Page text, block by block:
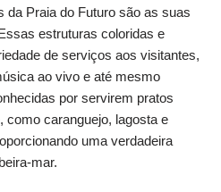
da Praia do Futuro são as suas
estruturas coloridas e
de serviços aos visitantes,
ao vivo e até mesmo
por servirem pratos
como caranguejo, lagosta e
uma verdadeira
mar.